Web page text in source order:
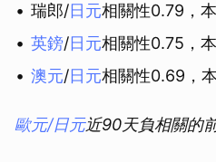
瑞郎/日元相關性0.79，
英鎊/日元相關性0.75，
澳元/日元相關性0.69，
歐元/日元近90天負相關的